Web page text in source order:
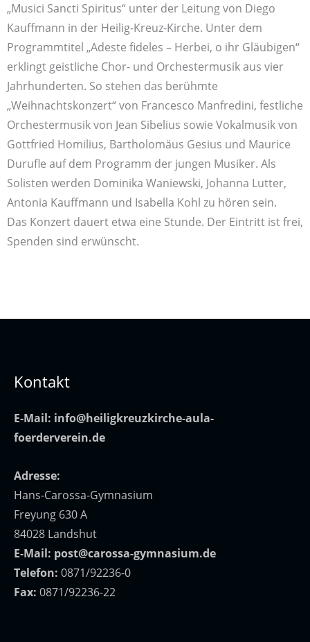
„Musici Sancti Spiritus“ unter der Leitung von Diego
Kauffmann in der Heilig-Kreuz-Kirche. Unter dem
Programmtitel „Adeste fideles – Herbei, o ihr Gläubigen“
erklingt geistliche Chor- und Orchestermusik aus vier
Jahrhunderten. So stehen das berühmte
„Weihnachtskonzert“ von Francesco Manfredini, festliche
Orchestermusik von Jean Sibelius sowie Vokalmusik von
Gottfried Homilius, Bartholomäus Gesius und Maurice
Durufle auf dem Programm der jungen Musiker. Als
Solisten werden Dominika Waniewski, Johanna Lutter,
Antonia Kauffmann und Isabella Kohl zu hören sein.
Das Konzert dauert etwa eine Stunde. Der Eintritt ist frei,
Spenden sind erwünscht.
Kontakt
E-Mail: info@heiligkreuzkirche-aula-
foerderverein.de
Adresse:
Hans-Carossa-Gymnasium
Freyung 630 A
84028 Landshut
E-Mail: post@carossa-gymnasium.de
Telefon: 0871/92236-0
Fax: 0871/92236-22